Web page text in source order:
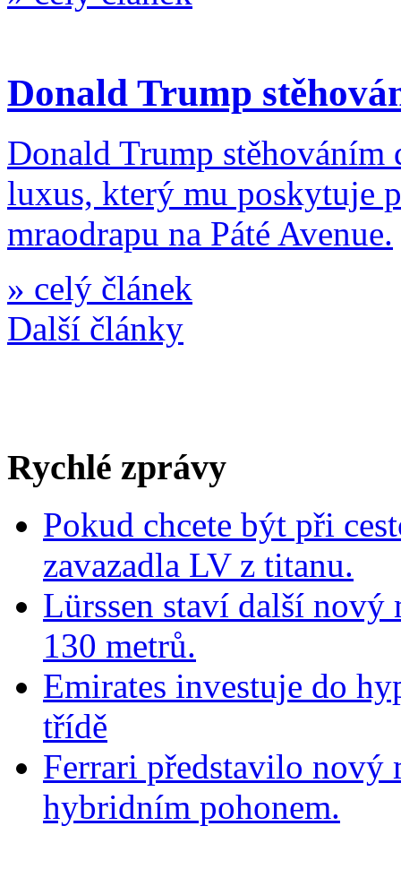
Donald Trump
Donald Trump
luxus, který mu poskytuje
mraodrapu na Páté Avenue.
» celý článek
Další články
Rychlé zprávy
Pokud chcete být při
zavazadla LV z titanu.
Lürssen staví další nový
130 metrů.
Emirates investuje do
třídě
Ferrari představilo nový
hybridním pohonem.